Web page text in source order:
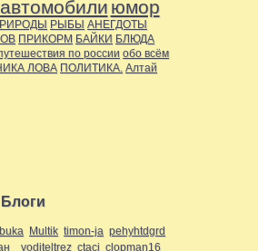
автомобили юмор
РЫБЫ АНЕГДОТЫ
ПРИКОРМ БАЙКИ БЛЮДА
по россии обо всём
ЛОВА ПОЛИТИКА. Алтай
Блоги
Multik timon-ja pehyhtdgrd
voditeltrez ctaci clopman16